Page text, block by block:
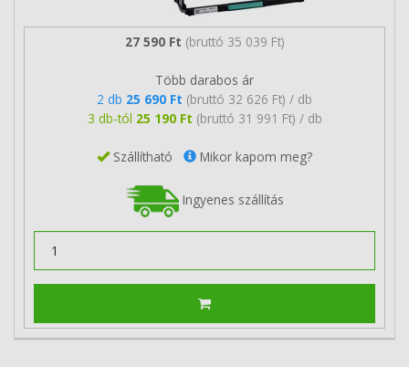
27 590 Ft (bruttó 35 039 Ft)
Több darabos ár
2 db 25 690 Ft (bruttó 32 626 Ft) / db
3 db-tól 25 190 Ft (bruttó 31 991 Ft) / db
Szállítható Mikor kapom meg?
Ingyenes szállítás